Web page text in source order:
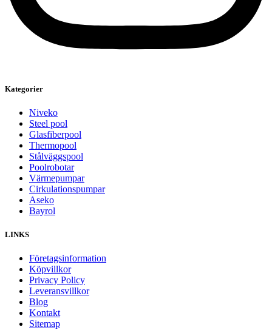
Kategorier
Niveko
Steel pool
Glasfiberpool
Thermopool
Stålväggspool
Poolrobotar
Värmepumpar
Cirkulationspumpar
Aseko
Bayrol
LINKS
Företagsinformation
Köpvillkor
Privacy Policy
Leveransvillkor
Blog
Kontakt
Sitemap